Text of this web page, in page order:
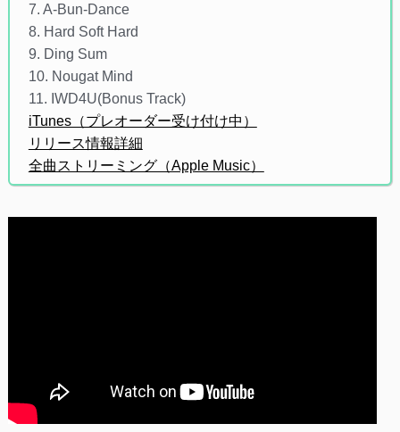
7. A-Bun-Dance
8. Hard Soft Hard
9. Ding Sum
10. Nougat Mind
11. IWD4U(Bonus Track)
iTunes（プレオーダー受け付け中）
リリース情報詳細
全曲ストリーミング（Apple Music）